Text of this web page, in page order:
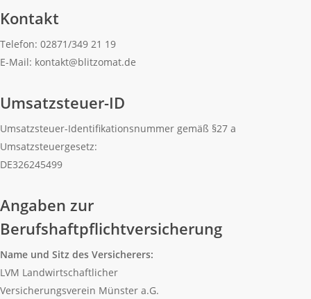
Kontakt
Telefon: 02871/349 21 19
E-Mail: kontakt@blitzomat.de
Umsatzsteuer-ID
Umsatzsteuer-Identifikationsnummer gemäß §27 a
Umsatzsteuergesetz:
DE326245499
Angaben zur
Berufshaftpflichtversicherung
Name und Sitz des Versicherers:
LVM Landwirtschaftlicher
Versicherungsverein Münster a.G.